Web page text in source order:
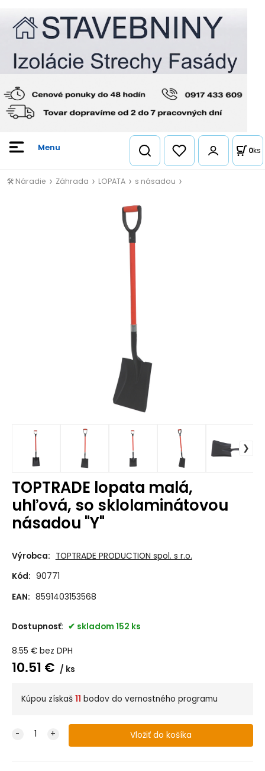
0ks
🛠️ Náradie Záhrada LOPATA s násadou
TOPTRADE lopata malá,
uhľová, so sklolaminátovou
násadou "Y"
Výrobca: TOPTRADE PRODUCTION spol. s r.o.
Kód: 90771
EAN: 8591403153568
Dostupnosť: skladom 152 ks
8.55 € bez DPH
10.51 € ks
Kúpou získaš 11 bodov do vernostného programu